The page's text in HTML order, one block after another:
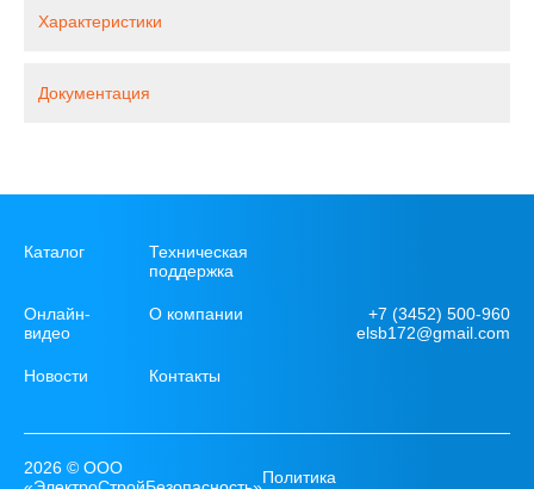
Характеристики
Документация
Каталог
Техническая
поддержка
Онлайн-
видео
О компании
Новости Контакты
+7 (3452) 500-960
elsb172@gmail.com
2026 © ООО
Политика